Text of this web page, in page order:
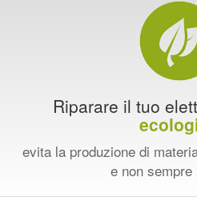
Riparare il tuo
evita la produzione di
e non